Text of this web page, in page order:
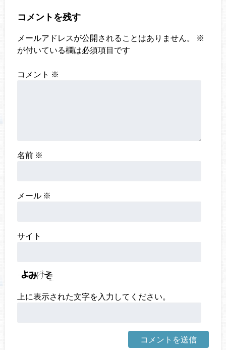
コメントを残す
メールアドレスが公開されることはありません。
※
が付いている欄は必須項目です
コメント ※
名前 ※
メール ※
サイト
上に表示された文字を入力してください。